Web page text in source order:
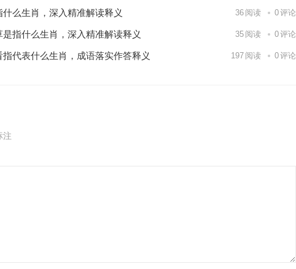
么生肖，深入精准解读释义 36 阅读 0评论
指什么生肖，深入精准解读释义 35 阅读 0评论
代表什么生肖，成语落实作答释义 197 阅读 0评论
注